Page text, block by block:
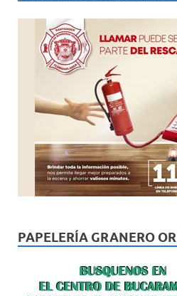
PAPELERÍA GRANERO